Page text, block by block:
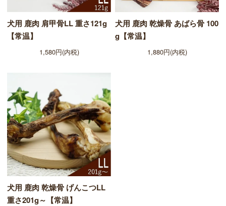
犬用 鹿肉 肩甲骨LL 重さ121g
【常温】
1,580円(内税)
犬用 鹿肉 乾燥骨 あばら骨 100
g【常温】
1,880円(内税)
犬用 鹿肉 乾燥骨 げんこつLL
重さ201g～【常温】